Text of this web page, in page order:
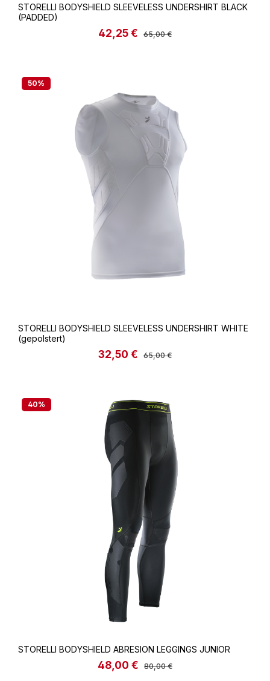
STORELLI BODYSHIELD SLEEVELESS UNDERSHIRT BLACK
(PADDED)
Verkaufspreis:
42,25 € Regulärer Preis:
65,00 €
50%
STORELLI BODYSHIELD SLEEVELESS UNDERSHIRT WHITE
(gepolstert)
Verkaufspreis:
32,50 € Regulärer Preis:
65,00 €
40%
STORELLI BODYSHIELD ABRESION LEGGINGS JUNIOR
Verkaufspreis:
48,00 € Regulärer Preis:
80,00 €